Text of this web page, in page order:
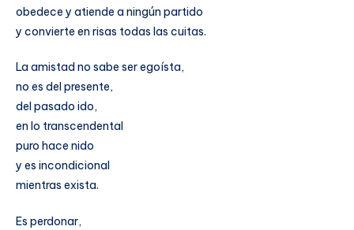
obedece y atiende a ningún partido
y convierte en risas todas las cuitas.
La amistad no sabe ser egoísta,
no es del presente,
del pasado ido,
en lo transcendental
puro hace nido
y es incondicional
mientras exista.
Es perdonar,